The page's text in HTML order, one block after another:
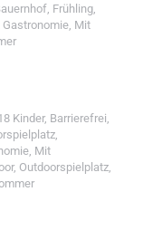
, Frühling,
Gastronomie, Mit
Kinder, Barrierefrei,
,
, Mit
, Outdoorspielplatz,